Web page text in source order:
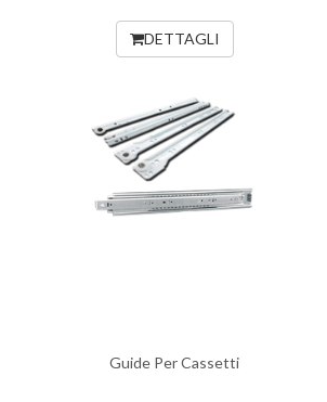
DETTAGLI
Guide Per Cassetti